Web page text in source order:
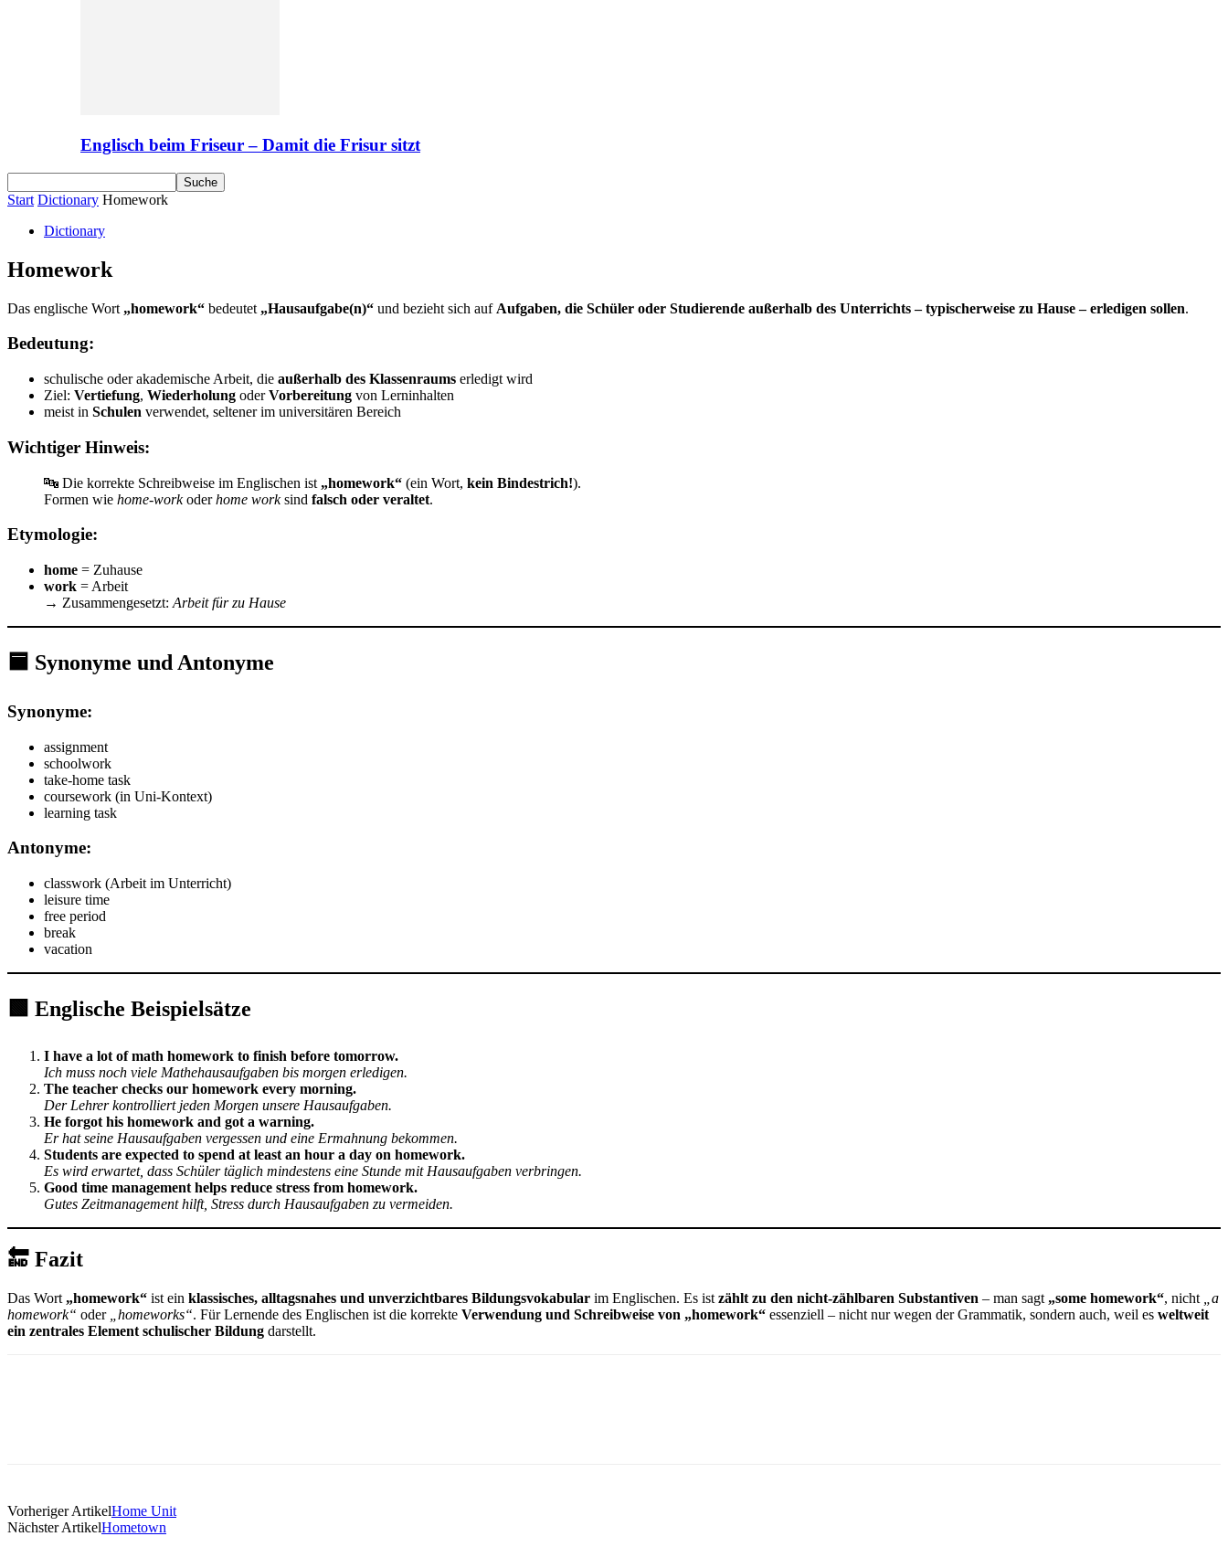
Englisch beim Friseur – Damit die Frisur sitzt
Start Dictionary Homework
Dictionary
Homework
Das englische Wort „homework“ bedeutet „Hausaufgabe(n)“ und bezieht sich auf Aufgaben, die Schüler oder Studierende außerhalb des Unterrichts – typischerweise zu Hause – erledigen sollen.
Bedeutung:
schulische oder akademische Arbeit, die außerhalb des Klassenraums erledigt wird
Ziel: Vertiefung, Wiederholung oderVorbereitung von Lerninhalten
meist in Schulen verwendet, seltener im universitären Bereich
Wichtiger Hinweis:
🔤 Die korrekte Schreibweise im Englischen ist „homework“ (ein Wort, kein Bindestrich!).
Formen wie home-workoderhome worksind falsch oder veraltet.
Etymologie:
home = Zuhause
work = Arbeit
→ Zusammengesetzt: Arbeit für zu Hause
🟦 Synonyme und Antonyme
Synonyme:
assignment
schoolwork
take-home task
coursework (in Uni-Kontext)
learning task
Antonyme:
classwork (Arbeit im Unterricht)
leisure time
free period
break
vacation
🟩 Englische Beispielsätze
I have a lot of math homework to finish before tomorrow.
Ich muss noch viele Mathehausaufgaben bis morgen erledigen.
The teacher checks our homework every morning.
Der Lehrer kontrolliert jeden Morgen unsere Hausaufgaben.
He forgot his homework and got a warning.
Er hat seine Hausaufgaben vergessen und eine Ermahnung bekommen.
Students are expected to spend at least an hour a day on homework.
Es wird erwartet, dass Schüler täglich mindestens eine Stunde mit Hausaufgaben verbringen.
Good time management helps reduce stress from homework.
Gutes Zeitmanagement hilft, Stress durch Hausaufgaben zu vermeiden.
🔚 Fazit
Das Wort „homework“ ist ein klassisches, alltagsnahes und unverzichtbares Bildungsvokabular im Englischen. Es ist zählt zu den nicht-zählbaren Substantiven – man sagt „some homework“, nicht
„a
homework“ oder „homeworks“. Für Lernende des Englischen ist die korrekte Verwendung und Schreibweise von „homework“ essenziell – nicht nur wegen der Grammatik, sondern auch, weil es weltweit
ein zentrales Element schulischer Bildung darstellt.
Vorheriger ArtikelHome Unit
Nächster ArtikelHometown